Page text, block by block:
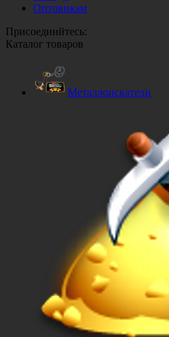
Оптовикам
Присоединйтесь:
Каталог товаров
Металлоискатели